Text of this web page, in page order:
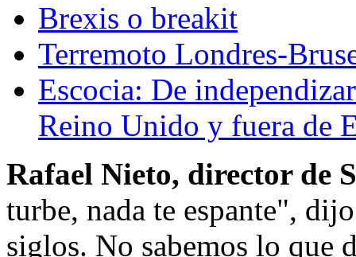
Brexis o breakit
Terremoto Londres-
Escocia: De
Reino Unido y fuera de
Rafael Nieto, director de
turbe, nada te espante",
siglos. No sabemos lo que